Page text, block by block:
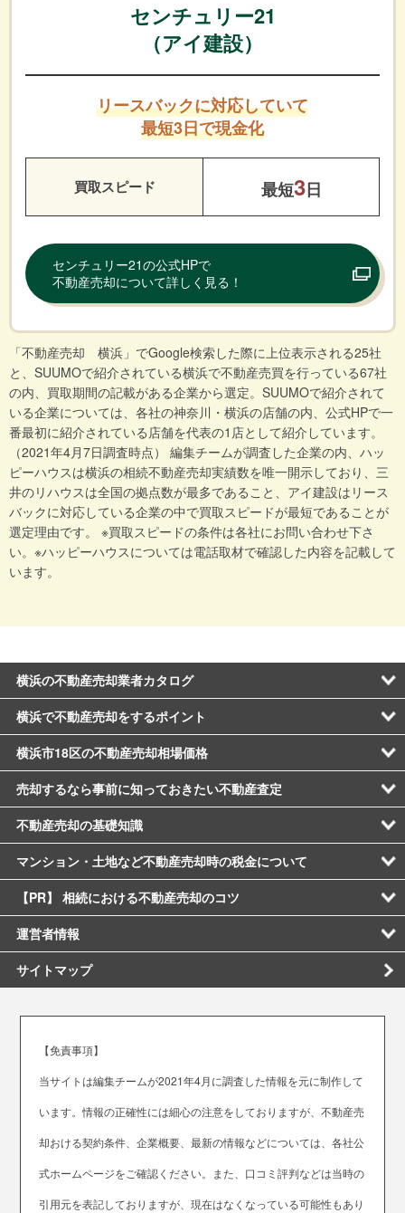
センチュリー21
（アイ建設）
リースバックに対応していて
最短3日で現金化
買取スピード 最短3日
センチュリー21の公式HPで
不動産売却について詳しく見る！
「不動産売却 横浜」でGoogle検索した際に上位表示される25社
と、SUUMOで紹介されている横浜で不動産売買を行っている67社
の内、買取期間の記載がある企業から選定。SUUMOで紹介されて
いる企業については、各社の神奈川・横浜の店舗の内、公式HPで一
番最初に紹介されている店舗を代表の1店として紹介しています。
（2021年4月7日調査時点） 編集チームが調査した企業の内、ハッ
ピーハウスは横浜の相続不動産売却実績数を唯一開示しており、三
井のリハウスは全国の拠点数が最多であること、アイ建設はリース
バックに対応している企業の中で買取スピードが最短であることが
選定理由です。 ※買取スピードの条件は各社にお問い合わせ下さ
い。※ハッピーハウスについては電話取材で確認した内容を記載して
います。
横浜の不動産売却業者カタログ
横浜で不動産売却をするポイント
横浜市18区の不動産売却相場価格
売却するなら事前に知っておきたい不動産査定
不動産売却の基礎知識
マンション・土地など不動産売却時の税金について
【PR】 相続における不動産売却のコツ
運営者情報
サイトマップ
【免責事項】
当サイトは編集チームが2021年4月に調査した情報を元に制作して
います。情報の正確性には細心の注意をしておりますが、不動産売
却おける契約条件、企業概要、最新の情報などについては、各社公
式ホームページをご確認ください。また、口コミ評判などは当時の
引用元を表記しておりますが、現在はなくなっている可能性もあり